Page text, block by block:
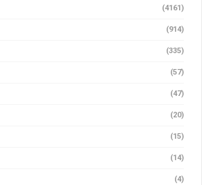
(4161)
(914)
(335)
(57)
(47)
(20)
(15)
(14)
(4)